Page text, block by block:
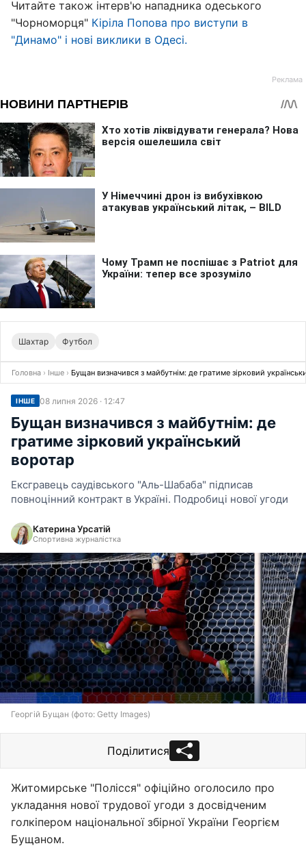
Читайте також інтерв'ю нападника одеського
"Чорноморця" Кіріла Попова про виступи в
"Динамо" і нові виклики в Одесі.
Шахтар Футбол
Головна › Інше › Бущан визначився з майбутнім: де гратиме зірковий
ІНШЕ 08 липня 2026 · 12:47
Бущан визначився з майбутнім: де
гратиме зірковий український
воротар
Ексгравець саудівського "Аль-Шабаба" підписав
повноцінний контракт в Україні. Подробиці нової угоди
Катерина Урсатій
Спортивна журналістка
Георгій Бущан (фото: Getty Images)
Поділитися
Житомирське "Полісся" офіційно оголосило про
укладання нової трудової угоди з досвідченим
голкіпером національної збірної України Георгієм
Бущаном.